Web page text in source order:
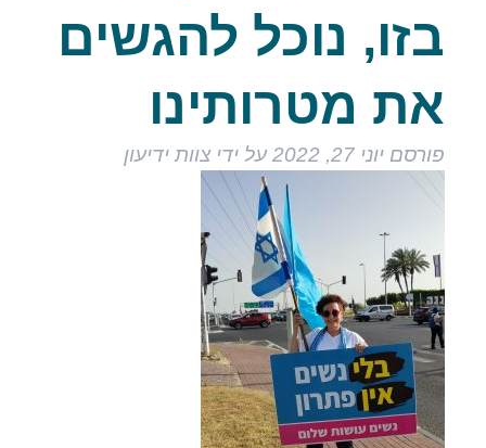
בזו, נוכל להגשים
את מטרותינו
פורסם יוני 27, 2022 על ידי צוות ידיעון